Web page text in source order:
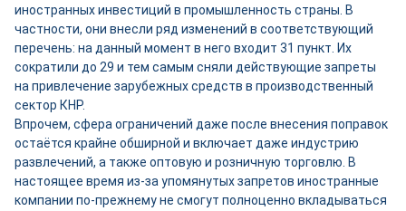
иностранных инвестиций в промышленность страны. В
частности, они внесли ряд изменений в соответствующий
перечень: на данный момент в него входит 31 пункт. Их
сократили до 29 и тем самым сняли действующие запреты
на привлечение зарубежных средств в производственный
сектор КНР.
Впрочем, сфера ограничений даже после внесения поправок
остаётся крайне обширной и включает даже индустрию
развлечений, а также оптовую и розничную торговлю. В
настоящее время из-за упомянутых запретов иностранные
компании по-прежнему не смогут полноценно вкладываться